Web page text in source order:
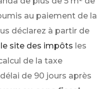
au paiement de la
déclarez à partir de
site des impôts les
de la taxe
de 90 jours après